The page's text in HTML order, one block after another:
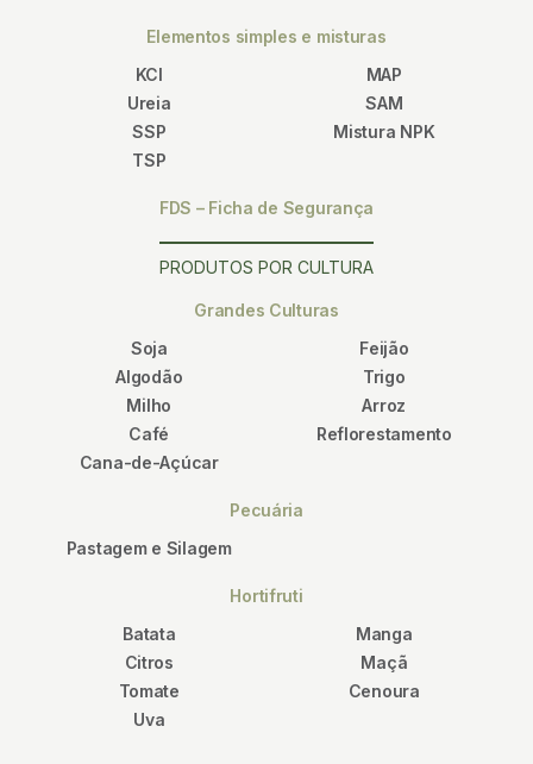
Elementos simples e misturas
KCl
Ureia
SSP
TSP
MAP
SAM
Mistura NPK
FDS – Ficha de Segurança
PRODUTOS POR CULTURA
Grandes Culturas
Soja
Algodão
Milho
Café
Cana-de-Açúcar
Feijão
Trigo
Arroz
Reflorestamento
Pecuária
Pastagem e Silagem
Hortifruti
Batata
Citros
Tomate
Uva
Manga
Maçã
Cenoura